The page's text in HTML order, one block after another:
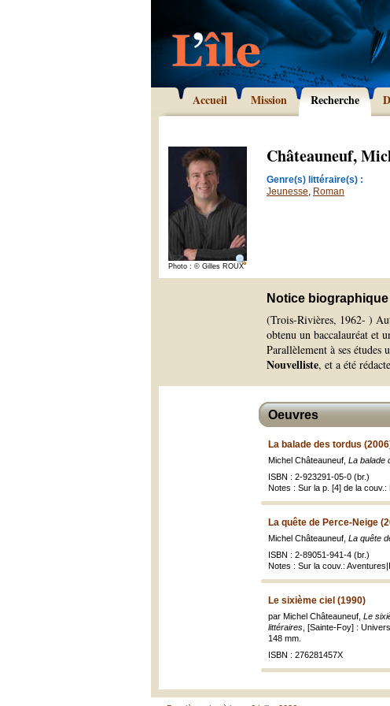
Accueil Mission Recherche
Photo : © Gilles ROUX
Châteauneuf,
Genre(s) littéraire(s) :
Jeunesse, Roman
Notice biographique
(Trois-Rivières, 1962- )
obtenu un baccalauréat et
Parallèlement à ses
Nouvelliste, et a été
Oeuvres
La balade des tordus
Michel Châteauneuf, La balade
ISBN : 2-923291-05-0 (br.)
Notes : Sur la p. [4] de la couv.:
La quête de Perce-Neige
Michel Châteauneuf, La quête
ISBN : 2-89051-941-4 (br.)
Notes : Sur la couv.:
Le sixième ciel (1990)
par Michel Châteauneuf, Le
littéraires , [Sainte-Foy] :
148 mm.
ISBN : 276281457X